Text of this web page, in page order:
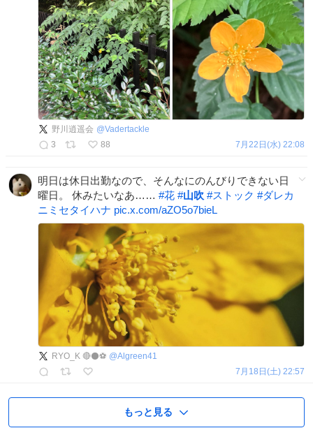
野川逍遥会 @Vadertackle
3
88 7月22日(水) 22:08
明日は休日出勤なので、そんなにのんびりできない日
曜日。 休みたいなあ…… #花 #山吹 #ストック #ダレカ
ニミセタイハナ pic.x.com/aZO5o7bieL
RYO_K 🔴⚫️⚽ @Algreen41
7月18日(土) 22:57
もっと見る